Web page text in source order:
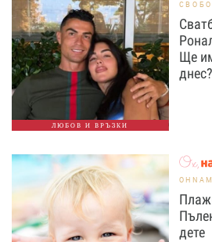
ЛЮБОВ И ВРЪЗКИ
Ще
днес?
дете